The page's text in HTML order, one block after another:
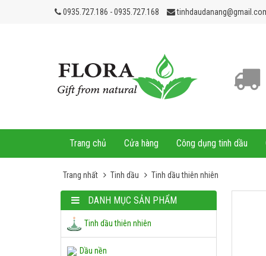
Trang chủ Cửa hàng Công dụng tinh dầu
0935.727.186 - 0935.727.168
Trang nhất Tinh dầu Tinh dầu thiên nhiên
DANH MỤC SẢN PHẨM
Tinh dầu thiên nhiên
Dầu nền